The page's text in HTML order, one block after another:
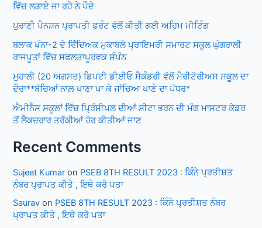
ਵਿੱਚ ਲਗਾਏ ਜਾ ਰਹੇ ਨੇ ਪੌਦੇ
ਪੁਰਾਣੀ ਪੈਨਸ਼ਨ ਪ੍ਰਾਪਤੀ ਫਰੰਟ ਵੱਲੋਂ ਕੀਤੀ ਗਈ ਅਹਿਮ ਮੀਟਿੰਗ
ਬਲਾਕ ਖੰਨਾ-2 ਦੇ ਵਿਁਦਿਅਕ ਮੁਕਾਬਲੇ ਪ੍ਰਾਇਮਰੀ ਸਮਾਰਟ ਸਕੂਲ ਘੁੰਗਰਾਲੀ
ਰਾਜਪੂਤਾਂ ਵਿੱਚ ਸਫਲਤਾਪੂਰਵਕ ਸੰਪੰਨ
ਮੁਹਾਲੀ (20 ਅਗਸਤ) ਡਿਪਟੀ ਡੀਈਓ ਸੈਕੰਡਰੀ ਵੱਲੋਂ ਮੈਰੀਟੋਰੀਅਸ ਸਕੂਲ ਦਾ
ਦੌਰਾ**ਬੱਚਿਆਂ ਨਾਲ਼ ਖਾਣਾ ਖਾ ਕੇ ਜਾਂਚਿਆ ਖਾਣੇ ਦਾ ਪੱਧਰ*
ਐਮੀਨੈਸ ਸਕੂਲਾਂ ਵਿੱਚ ਪ੍ਰਿੰਸੀਪਲ ਦੀਆਂ ਸ਼ੀਟਾ ਭਰਨ ਦੀ ਮੰਗ ਮਾਸਟਰ ਕੇਡਰ
ਤੋਂ ਲੈਕਚਰਾਰ ਤਰੱਕੀਆਂ ਹੋਰ ਕੀਤੀਆਂ ਜਾਣ
Recent Comments
Sujeet Kumar on PSEB 8TH RESULT 2023 : ਕਿੰਨੇ ਪ੍ਰਤੀਸ਼ਤ
ਨੰਬਰ ਪ੍ਰਾਪਤ ਕੀਤੇ , ਇਥੇ ਕਰੋ ਪਤਾ
Saurav on PSEB 8TH RESULT 2023 : ਕਿੰਨੇ ਪ੍ਰਤੀਸ਼ਤ ਨੰਬਰ
ਪ੍ਰਾਪਤ ਕੀਤੇ , ਇਥੇ ਕਰੋ ਪਤਾ